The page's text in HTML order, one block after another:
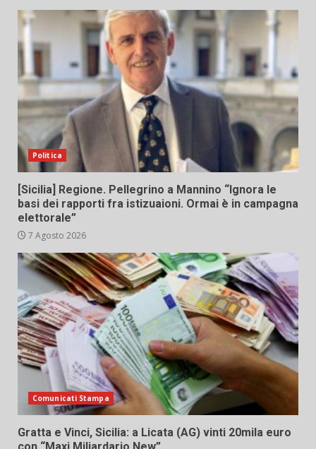
Politica
[Sicilia] Regione. Pellegrino a Mannino “Ignora le
basi dei rapporti fra istizuaioni. Ormai è in campagna
elettorale”
7 Agosto 2026
Comunicati Stampa
Gratta e Vinci, Sicilia: a Licata (AG) vinti 20mila euro